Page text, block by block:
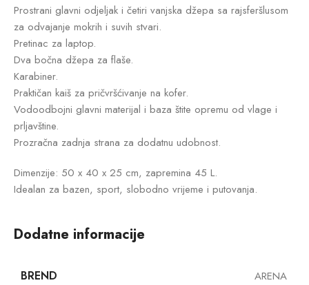
Prostrani glavni odjeljak i četiri vanjska džepa sa rajsferšlusom
za odvajanje mokrih i suvih stvari.
Pretinac za laptop.
Dva bočna džepa za flaše.
Karabiner.
Praktičan kaiš za pričvršćivanje na kofer.
Vodoodbojni glavni materijal i baza štite opremu od vlage i
prljavštine.
Prozračna zadnja strana za dodatnu udobnost.
Dimenzije: 50 x 40 x 25 cm, zapremina 45 L.
Idealan za bazen, sport, slobodno vrijeme i putovanja.
Dodatne informacije
BREND ARENA